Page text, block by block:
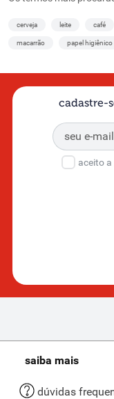
Aqui você encontra
menos açúcar para
praticidade do delivery
Biscoitos doces:
Os biscoitos doces são
Supernosso, você
maria até os
Biscoitos salgados
dia
para
gergelim, multigrãos e
frios em casa.
cerveja leite café
macarrão papel higiênico
cadastre-
aceito
saiba mais
dúvidas